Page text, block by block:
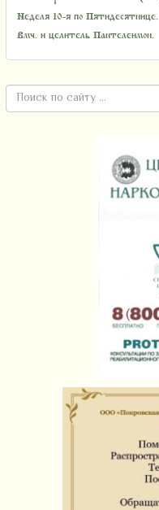
Неделя 10-я по Пятидесятнице.
Вмч. и целитель Пантелеимон.